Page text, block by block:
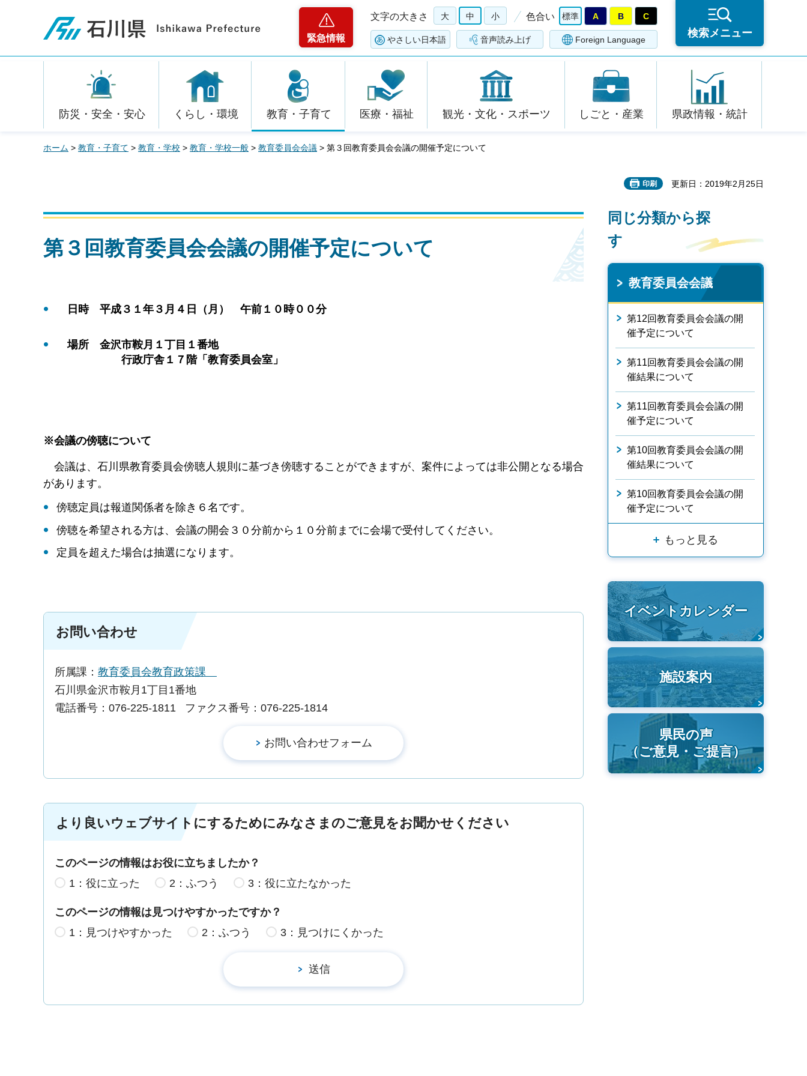
石川県
緊急情報
文字の大きさ 大 中 小 色合い 標準 A B C
やさしい日本語 音声読み上げ Foreign Language
検索メニュー
防災・安全・安心 くらし・環境 教育・子育て 医療・福祉 観光・文化・スポーツ しごと・産業 県政情報・統計
ホーム > 教育・子育て > 教育・学校 > 教育・学校一般 > 教育委員会会議 > 第３回教育委員会会議の開催予定について
印刷 更新日：2019年2月25日
第３回教育委員会会議の開催予定について
日時 平成３１年３月４日（月） 午前１０時００分
場所 金沢市鞍月１丁目１番地
行政庁舎１７階「教育委員会室」
※会議の傍聴について
会議は、石川県教育委員会傍聴人規則に基づき傍聴することができますが、案件によっては非公開となる場合
があります。
傍聴定員は報道関係者を除き６名です。
傍聴を希望される方は、会議の開会３０分前から１０分前までに会場で受付してください。
定員を超えた場合は抽選になります。
お問い合わせ
所属課： 教育委員会教育政策課
石川県金沢市鞍月1丁目1番地
電話番号：076-225-1811
ファクス番号：076-225-1814
より良いウェブサイトにするためにみなさまのご意見をお聞かせください
このページの情報はお役に立ちましたか？
1：役に立った
2：ふつう 3：役に立たなかった
このページの情報は見つけやすかったですか？
1：見つけやすかった
2：ふつう 3：見つけにくかった
同じ分類から探
す
教育委員会会議
第12回教育委員会会議の開
催予定について
第11回教育委員会会議の開
催結果について
第11回教育委員会会議の開
催予定について
第10回教育委員会会議の開
催結果について
第10回教育委員会会議の開
催予定について
もっと見る
イベントカレンダー
施設案内
県民の声
（ご意見・ご提言）